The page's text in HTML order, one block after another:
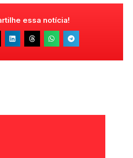
essa notícia!